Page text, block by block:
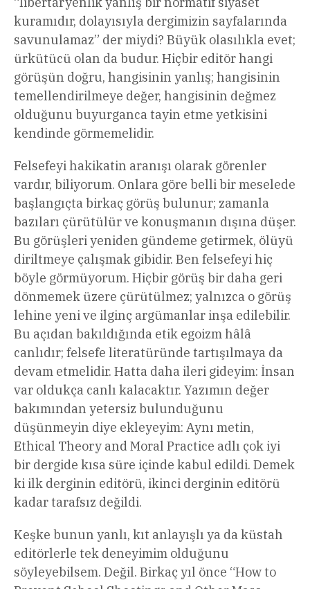
kuramıdır, dolayısıyla dergimizin sayfalarında
savunulamaz” der miydi? Büyük olasılıkla evet;
ürkütücü olan da budur. Hiçbir editör hangi
görüşün doğru, hangisinin yanlış; hangisinin
temellendirilmeye değer, hangisinin değmez
olduğunu buyurganca tayin etme yetkisini
kendinde görmemelidir.
Felsefeyi hakikatin aranışı olarak görenler
vardır, biliyorum. Onlara göre belli bir meselede
başlangıçta birkaç görüş bulunur; zamanla
bazıları çürütülür ve konuşmanın dışına düşer.
Bu görüşleri yeniden gündeme getirmek, ölüyü
diriltmeye çalışmak gibidir. Ben felsefeyi hiç
böyle görmüyorum. Hiçbir görüş bir daha geri
dönmemek üzere çürütülmez; yalnızca o görüş
lehine yeni ve ilginç argümanlar inşa edilebilir.
Bu açıdan bakıldığında etik egoizm hâlâ
canlıdır; felsefe literatüründe tartışılmaya da
devam etmelidir. Hatta daha ileri gideyim: İnsan
var oldukça canlı kalacaktır. Yazımın değer
bakımından yetersiz bulunduğunu
düşünmeyin diye ekleyeyim: Aynı metin,
Ethical Theory and Moral Practice adlı çok iyi
bir dergide kısa süre içinde kabul edildi. Demek
ki ilk derginin editörü, ikinci derginin editörü
kadar tarafsız değildi.
Keşke bunun yanlı, kıt anlayışlı ya da küstah
editörlerle tek deneyimim olduğunu
söyleyebilsem. Değil. Birkaç yıl önce “How to